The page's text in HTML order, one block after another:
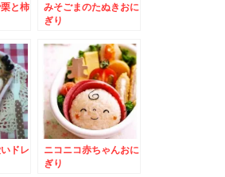
と柿
みそごまのたぬきおに
ぎり
ドレ
ニコニコ赤ちゃんおに
ぎり